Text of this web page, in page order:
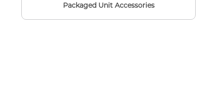
Packaged Unit Accessories